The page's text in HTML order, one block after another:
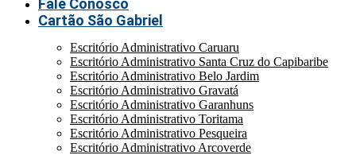
Fale Conosco
Cartão São Gabriel
Escritório Administrativo Caruaru
Escritório Administrativo Santa Cruz do Capibaribe
Escritório Administrativo Belo Jardim
Escritório Administrativo Gravatá
Escritório Administrativo Garanhuns
Escritório Administrativo Toritama
Escritório Administrativo Pesqueira
Escritório Administrativo Arcoverde